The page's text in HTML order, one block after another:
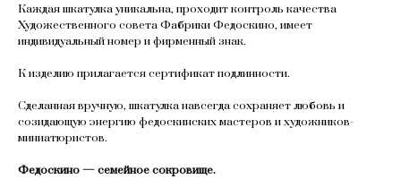
Каждая шкатулка уникальна, проходит контроль качества
Художественного совета Фабрики Федоскино, имеет
индивидуальный номер и фирменный знак.
К изделию прилагается сертификат подлинности.
Сделанная вручную, шкатулка навсегда сохраняет любовь и
созидающую энергию федоскинских мастеров и художников-
миниатюристов.
Федоскино — семейное сокровище.